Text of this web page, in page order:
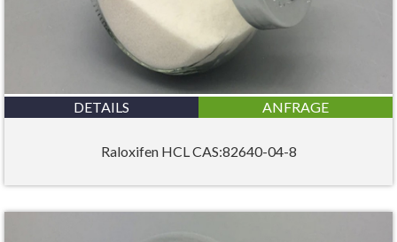
DETAILS ANFRAGE
Raloxifen HCL CAS:82640-04-8